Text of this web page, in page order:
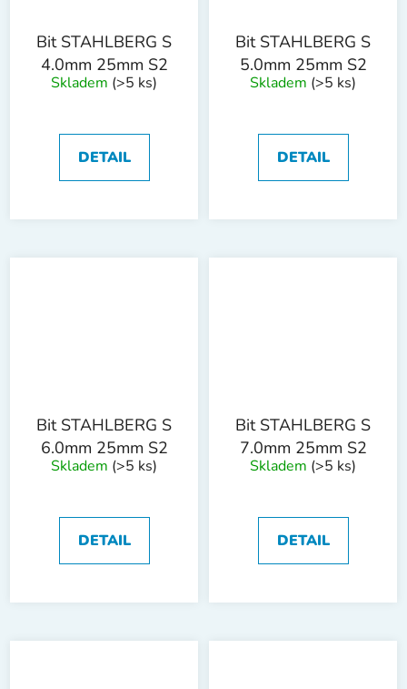
Bit STAHLBERG S
4.0mm 25mm S2
Skladem (>5 ks)
DETAIL
Bit STAHLBERG S
5.0mm 25mm S2
Skladem (>5 ks)
DETAIL
Bit STAHLBERG S
6.0mm 25mm S2
Skladem (>5 ks)
DETAIL
Bit STAHLBERG S
7.0mm 25mm S2
Skladem (>5 ks)
DETAIL